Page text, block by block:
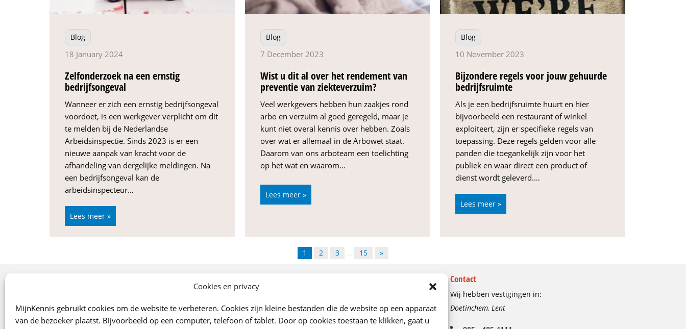
Cookies en privacy
MijnKennis gebruikt cookies om de website te verbeteren. Cookies zijn kleine bestanden die de website op een apparaat
van de bezoeker plaatst. Bijvoorbeeld op een computer, telefoon of tablet. Door op cookies toestaan te klikken, gaat u
Blog
18 January 2024
Zelfonderzoek na een ernstig
bedrijfsongeval
Wanneer er zich een ernstig bedrijfsongeval
voordoet, is een werkgever verplicht om dit
te melden bij de Nederlandse
Arbeidsinspectie. Sinds 2023 is er een
nieuwe aanpak van kracht voor de
afhandeling van dergelijke meldingen. Na
een bedrijfsongeval kan de
arbeidsinspecteur…
Lees meer »
Blog
7 December 2023
Wist u dit al over het rendement van
preventie van ziekteverzuim?
Veel werkgevers hebben hun zaakjes rond
arbo en verzuim al goed geregeld, maar je
kunt niet overal kennis over hebben. Zoals
over wat er allemaal in de Arbowet staat.
Daarom van ons arboteam een toelichting
op het wat en waarom…
Lees meer »
Blog
10 November 2023
Bijzondere regels voor jouw gehuurde
bedrijfsruimte
Als je een bedrijfsruimte huurt en hier
bijvoorbeeld een restaurant of winkel
exploiteert, zijn er specifieke regels van
toepassing. Deze regels gelden voor alle
panden die toegankelijk zijn voor het
publiek en waar direct een product of
dienst wordt geleverd.…
Lees meer »
1 2 3 … 15 »
Verzekeringen
Financiën
Kenniscentrum
Onze adviseurs
Contact
Wij hebben vestigingen in:
Doetinchem, Lent